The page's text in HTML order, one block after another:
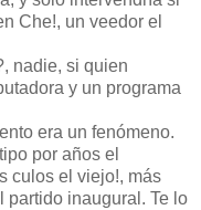
Che!, un veedor el
nadie, si quien
y un programa
era un fenómeno.
por años el
culos el viejo!, más
partido inaugural. Te lo